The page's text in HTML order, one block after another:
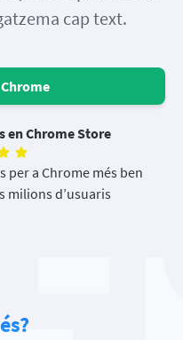
cap text.
en Chrome Store
per a Chrome més ben
milions d’usuaris